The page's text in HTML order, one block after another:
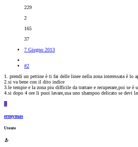
229
2
165
37
7 Giugno 2013
#2
1. prendi un pettine è ti fai delle linee nella zona interessata è lo
2.si va bene con il dito indice
3.le tempie e la zona piu difficile da trattare e recuperare,poi se è
4.si dopo 4 ore li puoi lavare,usa uno shampoo delicato se devi
E
ermymas
Utente